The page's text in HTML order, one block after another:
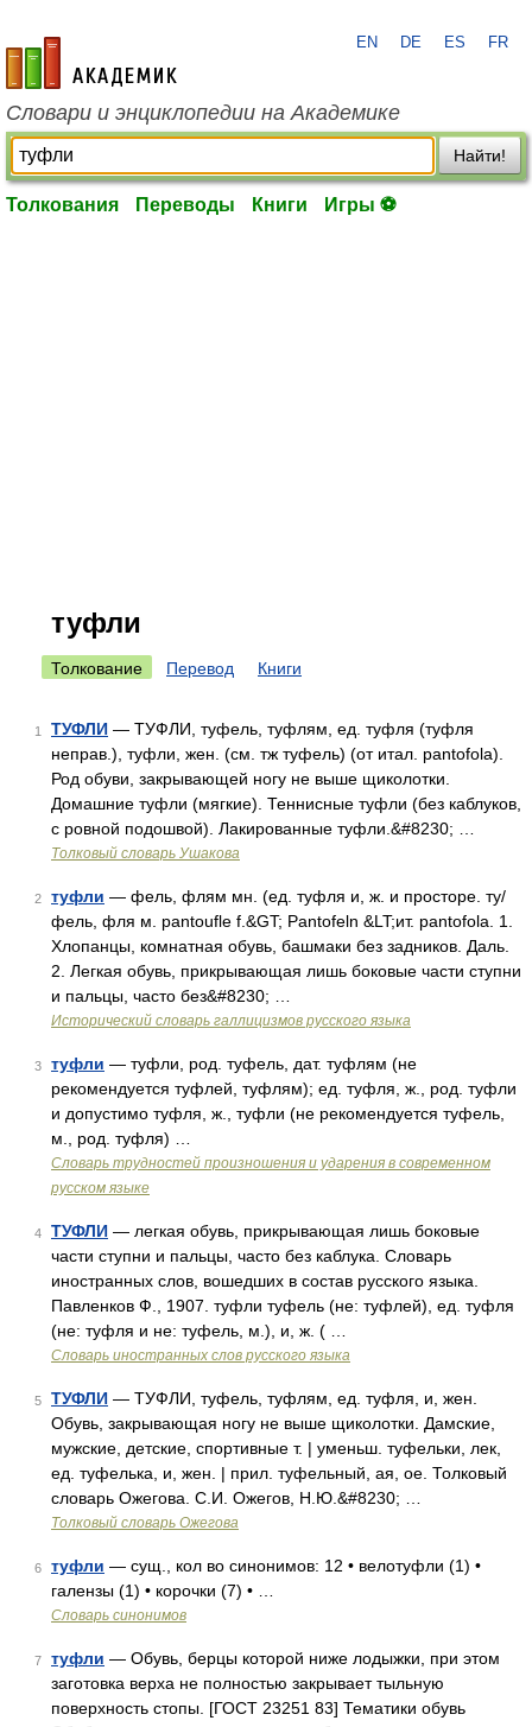
academic.ru
EN DE ES FR
Словари и энциклопедии на Академике
Найти!
Толкования Переводы Книги Игры ⚽
туфли
Толкование Перевод Книги
1 ТУФЛИ — ТУФЛИ, туфель, туфлям, ед. туфля (туфля
неправ.), туфли, жен. (см. тж туфель) (от итал. pantofola).
Род обуви, закрывающей ногу не выше щиколотки.
Домашние туфли (мягкие). Теннисные туфли (без каблуков,
с ровной подошвой). Лакированные туфли.&#8230; …
Толковый словарь Ушакова
2 туфли — фель, флям мн. (ед. туфля и, ж. и просторе. ту/
фель, фля м. pantoufle f.&GT; Pantofeln &LT;ит. pantofola. 1.
Хлопанцы, комнатная обувь, башмаки без задников. Даль.
2. Легкая обувь, прикрывающая лишь боковые части ступни
и пальцы, часто без&#8230; …
Исторический словарь галлицизмов русского языка
3 туфли — туфли, род. туфель, дат. туфлям (не
рекомендуется туфлей, туфлям); ед. туфля, ж., род. туфли
и допустимо туфля, ж., туфли (не рекомендуется туфель,
м., род. туфля) …
Словарь трудностей произношения и ударения в современном
русском языке
4 ТУФЛИ — легкая обувь, прикрывающая лишь боковые
части ступни и пальцы, часто без каблука. Словарь
иностранных слов, вошедших в состав русского языка.
Павленков Ф., 1907. туфли туфель (не: туфлей), ед. туфля
(не: туфля и не: туфель, м.), и, ж. ( …
Словарь иностранных слов русского языка
5 ТУФЛИ — ТУФЛИ, туфель, туфлям, ед. туфля, и, жен.
Обувь, закрывающая ногу не выше щиколотки. Дамские,
мужские, детские, спортивные т. | уменьш. туфельки, лек,
ед. туфелька, и, жен. | прил. туфельный, ая, ое. Толковый
словарь Ожегова. С.И. Ожегов, Н.Ю.&#8230; …
Толковый словарь Ожегова
6 туфли — сущ., кол во синонимов: 12 • велотуфли (1) •
галензы (1) • корочки (7) • …
Словарь синонимов
7 туфли — Обувь, берцы которой ниже лодыжки, при этом
заготовка верха не полностью закрывает тыльную
поверхность стопы. [ГОСТ 23251 83] Тематики обувь